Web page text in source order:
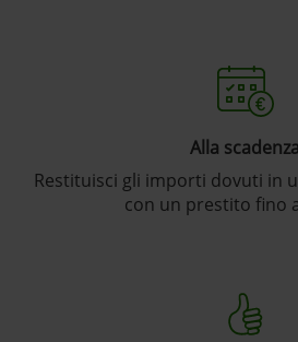
Alla scadenza
Restituisci gli importi dovuti in
con un prestito fino